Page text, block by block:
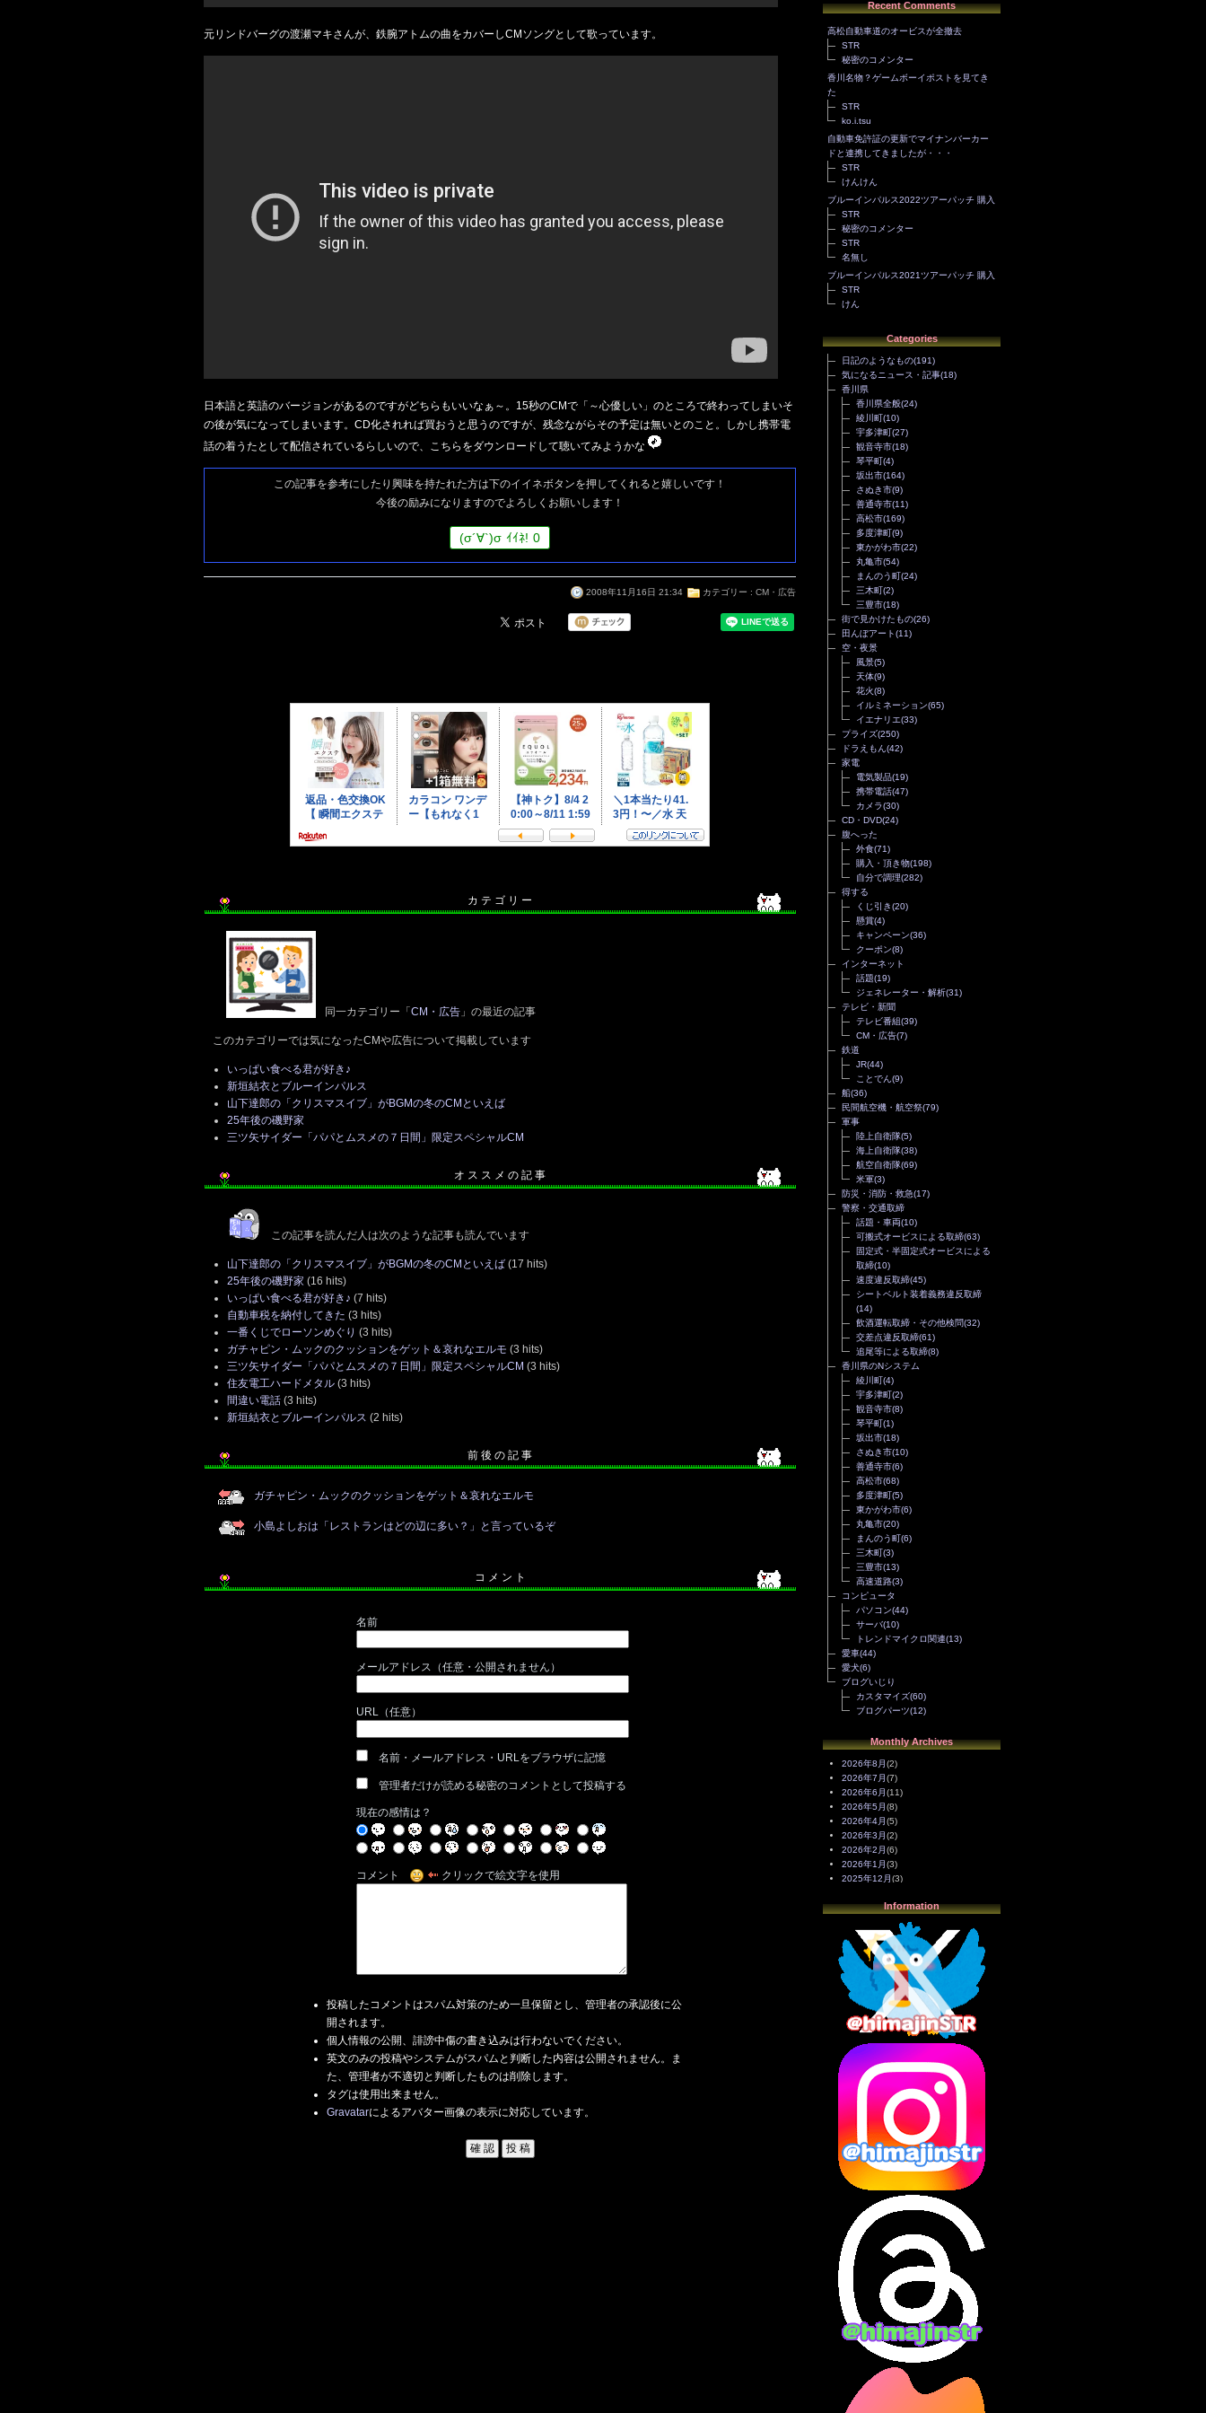
元リンドバーグの渡瀬マキさんが、鉄腕アトムの曲をカバーしCMソングとして歌っています。
日本語と英語のバージョンがあるのですがどちらもいいなぁ～。15秒のCMで「～心優しい」のところで終わってしまいそ
の後が気になってしまいます。CD化されれば買おうと思うのですが、残念ながらその予定は無いとのこと。しかし携帯電
話の着うたとして配信されているらしいので、こちらをダウンロードして聴いてみようかな
この記事を参考にしたり興味を持たれた方は下のイイネボタンを押してくれると嬉しいです！
今後の励みになりますのでよろしくお願いします！
(σ´∀`)σ ｲｲﾈ! 0
2008年11月16日 21:34 カテゴリー : CM・広告
カ テ ゴ リ ー
同一カテゴリー「 CM・広告 」の最近の記事
このカテゴリーでは気になったCMや広告について掲載しています
いっぱい食べる君が好き♪
新垣結衣とブルーインパルス
山下達郎の「クリスマスイブ」がBGMの冬のCMといえば
25年後の磯野家
三ツ矢サイダー「パパとムスメの７日間」限定スペシャルCM
オ ス ス メ の 記 事
この記事を読んだ人は次のような記事も読んでいます
山下達郎の「クリスマスイブ」がBGMの冬のCMといえば (17 hits)
25年後の磯野家 (16 hits)
いっぱい食べる君が好き♪ (7 hits)
自動車税を納付してきた (3 hits)
一番くじでローソンめぐり (3 hits)
ガチャピン・ムックのクッションをゲット＆哀れなエルモ (3 hits)
三ツ矢サイダー「パパとムスメの７日間」限定スペシャルCM (3 hits)
住友電工ハードメタル (3 hits)
間違い電話 (3 hits)
新垣結衣とブルーインパルス (2 hits)
前 後 の 記 事
ガチャピン・ムックのクッションをゲット＆哀れなエルモ
小島よしおは「レストランはどの辺に多い？」と言っているぞ
コ メ ン ト
名前
メールアドレス（任意・公開されません）
URL（任意）
名前・メールアドレス・URLをブラウザに記憶
管理者だけが読める秘密のコメントとして投稿する
現在の感情は？
コメント クリックで絵文字を使用
投稿したコメントはスパム対策のため一旦保留とし、管理者の承認後に公
開されます。
個人情報の公開、誹謗中傷の書き込みは行わないでください。
英文のみの投稿やシステムがスパムと判断した内容は公開されません。ま
た、管理者が不適切と判断したものは削除します。
タグは使用出来ません。
Gravatarによるアバター画像の表示に対応しています。
Recent Comments
高松自動車道のオービスが全撤去
STR
秘密のコメンター
香川名物？ゲームボーイポストを見てき
た
STR
ko.i.tsu
自動車免許証の更新でマイナンバーカー
ドと連携してきましたが・・・
STR
けんけん
ブルーインパルス2022ツアーパッチ 購入
STR
秘密のコメンター
STR
名無し
ブルーインパルス2021ツアーパッチ 購入
STR
けん
Categories
日記のようなもの(191)
気になるニュース・記事(18)
香川県
香川県全般(24)
綾川町(10)
宇多津町(27)
観音寺市(18)
琴平町(4)
坂出市(164)
さぬき市(9)
善通寺市(11)
高松市(169)
多度津町(9)
東かがわ市(22)
丸亀市(54)
まんのう町(24)
三木町(2)
三豊市(18)
街で見かけたもの(26)
田んぼアート(11)
空・夜景
風景(5)
天体(9)
花火(8)
イルミネーション(65)
イエナリエ(33)
プライズ(250)
ドラえもん(42)
家電
電気製品(19)
携帯電話(47)
カメラ(30)
CD・DVD(24)
腹へった
外食(71)
購入・頂き物(198)
自分で調理(282)
得する
くじ引き(20)
懸賞(4)
キャンペーン(36)
クーポン(8)
インターネット
話題(19)
ジェネレーター・解析(31)
テレビ・新聞
テレビ番組(39)
CM・広告(7)
鉄道
JR(44)
ことでん(9)
船(36)
民間航空機・航空祭(79)
軍事
陸上自衛隊(5)
海上自衛隊(38)
航空自衛隊(69)
米軍(3)
防災・消防・救急(17)
警察・交通取締
話題・車両(10)
可搬式オービスによる取締(63)
固定式・半固定式オービスによる
取締(10)
速度違反取締(45)
シートベルト装着義務違反取締
(14)
飲酒運転取締・その他検問(32)
交差点違反取締(61)
追尾等による取締(8)
香川県のNシステム
綾川町(4)
宇多津町(2)
観音寺市(8)
琴平町(1)
坂出市(18)
さぬき市(10)
善通寺市(6)
高松市(68)
多度津町(5)
東かがわ市(6)
丸亀市(20)
まんのう町(6)
三木町(3)
三豊市(13)
高速道路(3)
コンピュータ
パソコン(44)
サーバ(10)
トレンドマイクロ関連(13)
愛車(44)
愛犬(6)
ブログいじり
カスタマイズ(60)
ブログパーツ(12)
Monthly Archives
2026年8月(2)
2026年7月(7)
2026年6月(11)
2026年5月(8)
2026年4月(5)
2026年3月(2)
2026年2月(6)
2026年1月(3)
2025年12月(3)
2025年10月(3)
2025年8月 (3)
2025年7月(2)
2025年6月(1)
2025年5月
(7)
2025年4月(2)
2025年3月 (8)
2025年2月(10)
2025年1月
2024年12月
2024年11月(13)
2024年10月
2024年9月 (14)
2024年8月 (13)
2024年7月
(7)
2024年6月(10)
2024年5月(12)
2024年4月(15)
2024年3月
2024年1月
2023年12月
2023年11月 (4)
2023年10月
(3)
2023年9月
2023年8月(12)
2023年7月
(14)
2023年6月
2023年5月
(5)
2023年4月(6)
2023年3月
(3)
2023年1月
2022年12月
2022年11月
Information